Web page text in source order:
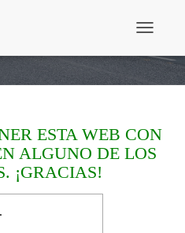
m
d
ESTA WEB CON
ALGUNO DE LOS
¡GRACIAS!